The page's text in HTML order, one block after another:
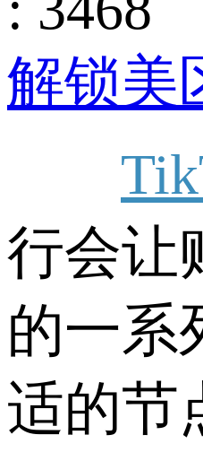
解锁美
行会让
的一系
适的节